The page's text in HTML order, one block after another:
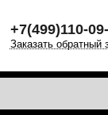
+7(499)110-
Заказать обратный